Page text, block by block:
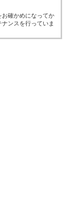
確かめになってか
ンスを行っていま